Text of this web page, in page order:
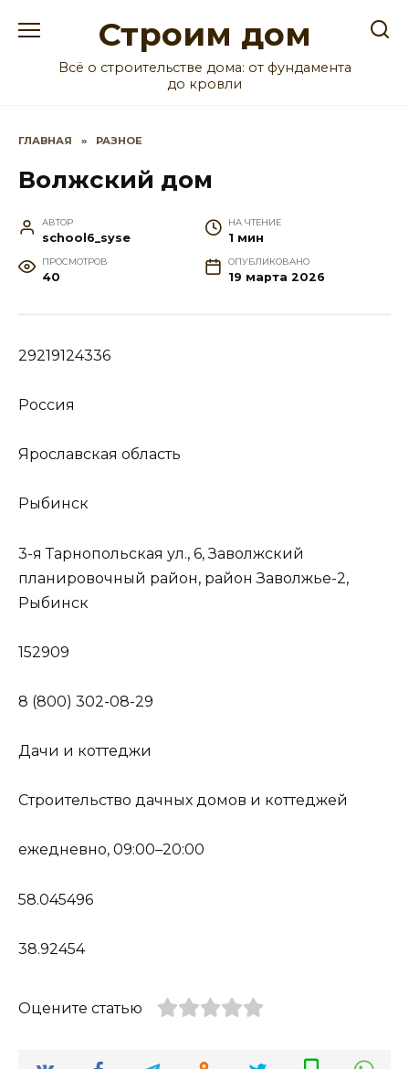
Строим дом
Всё о строительстве дома: от фундамента
до кровли
ГЛАВНАЯ » РАЗНОЕ
Волжский дом
АВТОР
school6_syse
НА ЧТЕНИЕ
1 мин
ПРОСМОТРОВ
40
ОПУБЛИКОВАНО
19 марта 2026
29219124336
Россия
Ярославская область
Рыбинск
3-я Тарнопольская ул., 6, Заволжский
планировочный район, район Заволжье-2,
Рыбинск
152909
8 (800) 302-08-29
Дачи и коттеджи
Строительство дачных домов и коттеджей
ежедневно, 09:00–20:00
58.045496
38.92454
Оцените статью